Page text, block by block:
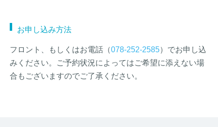
お申し込み方法
フロント、もしくはお電話（078-252-2585）でお申し込
みください。ご予約状況によってはご希望に添えない場
合もございますのでご了承ください。